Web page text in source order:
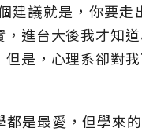
建議就是，你要
進台大後我才知
是，心理系卻對
都是最愛，但學來